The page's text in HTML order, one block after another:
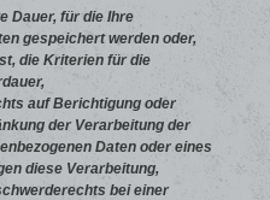
Dauer, für die Ihre
gespeichert werden oder,
die Kriterien für die
auf Berichtigung oder
der Verarbeitung der
Daten oder eines
diese Verarbeitung,
bei einer